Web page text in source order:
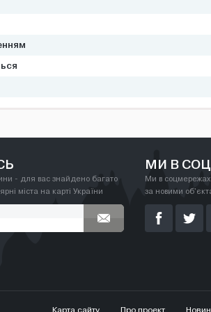
- для вас знайдено багато
міста на карті України
МИ В
Ми в соцмережах
за новими